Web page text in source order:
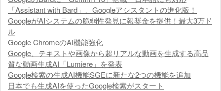
「Assistant with Bard」、Googleアシスタントの進化版！
GoogleがAIシステムの脆弱性発見に報奨金を提供！最大3万ド
ル
Google ChromeのAI機能強化
Google、テキストや画像から超リアルな動画を生成する高品
質な動画生成AI「Lumiere」を発表
Google検索の生成AI機能SGEに新たな2つの機能を追加
日本でも生成AIを使ったGoogle検索がスタート